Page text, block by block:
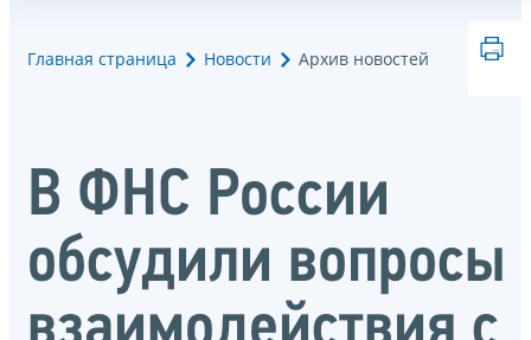
Главная страница Новости Архив новостей
В ФНС России
обсудили вопросы